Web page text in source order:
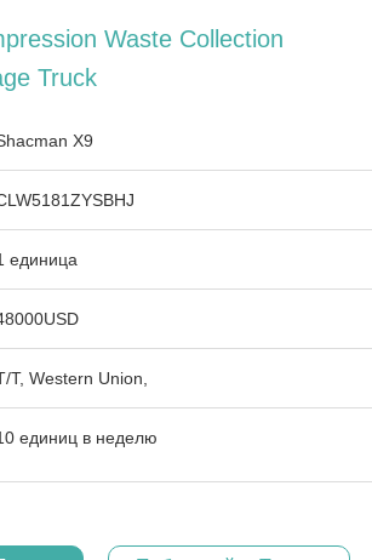
Waste Collection
Truck
X9
единица
T, Western Union,
единиц в неделю